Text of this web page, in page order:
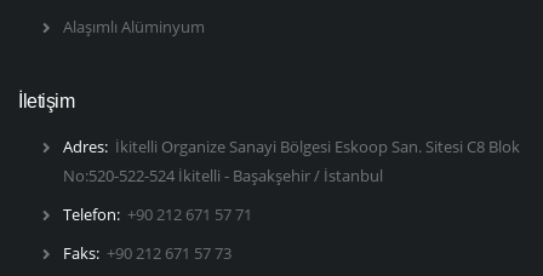
Alaşımlı Alüminyum
İletişim
Adres: İkitelli Organize Sanayi Bölgesi Eskoop San. Sitesi C8 Blok
No:520-522-524 İkitelli - Başakşehir / İstanbul
Telefon: +90 212 671 57 71
Faks: +90 212 671 57 73